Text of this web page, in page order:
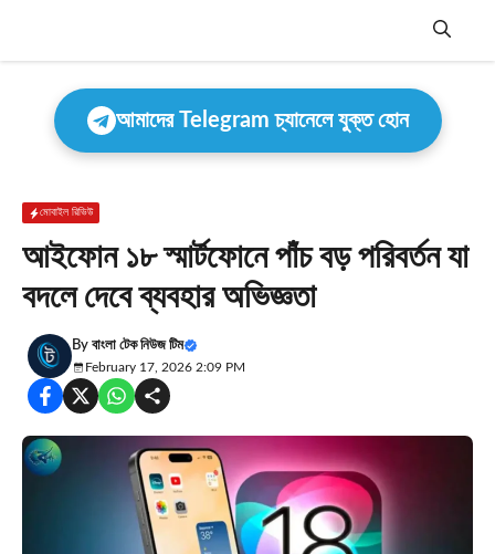
Menu
আমাদের Telegram চ্যানেলে যুক্ত হোন
মোবাইল রিভিউ
আইফোন ১৮ স্মার্টফোনে পাঁচ বড় পরিবর্তন যা
বদলে দেবে ব্যবহার অভিজ্ঞতা
By বাংলা টেক নিউজ টিম
February 17, 2026 2:09 PM